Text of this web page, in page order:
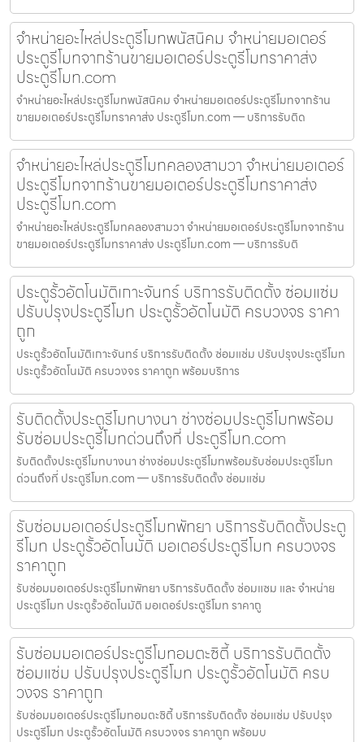
จำหน่ายอะไหล่ประตูรีโมทพนัสนิคม จำหน่ายมอเตอร์
ประตูรีโมทจากร้านขายมอเตอร์ประตูรีโมทราคาส่ง
ประตูรีโมท.com
จำหน่ายอะไหล่ประตูรีโมทพนัสนิคม จำหน่ายมอเตอร์ประตูรีโมทจากร้าน
ขายมอเตอร์ประตูรีโมทราคาส่ง ประตูรีโมท.com — บริการรับติด
จำหน่ายอะไหล่ประตูรีโมทคลองสามวา จำหน่ายมอเตอร์
ประตูรีโมทจากร้านขายมอเตอร์ประตูรีโมทราคาส่ง
ประตูรีโมท.com
จำหน่ายอะไหล่ประตูรีโมทคลองสามวา จำหน่ายมอเตอร์ประตูรีโมทจากร้าน
ขายมอเตอร์ประตูรีโมทราคาส่ง ประตูรีโมท.com — บริการรับติ
ประตูรั้วอัตโนมัติเกาะจันทร์ บริการรับติดตั้ง ซ่อมแซ่ม
ปรับปรุงประตูรีโมท ประตูรั้วอัตโนมัติ ครบวงจร ราคา
ถูก
ประตูรั้วอัตโนมัติเกาะจันทร์ บริการรับติดตั้ง ซ่อมแซ่ม ปรับปรุงประตูรีโมท
ประตูรั้วอัตโนมัติ ครบวงจร ราคาถูก พร้อมบริการ
รับติดตั้งประตูรีโมทบางนา ช่างซ่อมประตูรีโมทพร้อม
รับซ่อมประตูรีโมทด่วนถึงที่ ประตูรีโมท.com
รับติดตั้งประตูรีโมทบางนา ช่างซ่อมประตูรีโมทพร้อมรับซ่อมประตูรีโมท
ด่วนถึงที่ ประตูรีโมท.com — บริการรับติดตั้ง ซ่อมแซ่ม
รับซ่อมมอเตอร์ประตูรีโมทพัทยา บริการรับติดตั้งประตู
รีโมท ประตูรั้วอัตโนมัติ มอเตอร์ประตูรีโมท ครบวงจร
ราคาถูก
รับซ่อมมอเตอร์ประตูรีโมทพัทยา บริการรับติดตั้ง ซ่อมแซม และ จำหน่าย
ประตูรีโมท ประตูรั้วอัตโนมัติ มอเตอร์ประตูรีโมท ราคาถู
รับซ่อมมอเตอร์ประตูรีโมทอมตะซิตี้ บริการรับติดตั้ง
ซ่อมแซ่ม ปรับปรุงประตูรีโมท ประตูรั้วอัตโนมัติ ครบ
วงจร ราคาถูก
รับซ่อมมอเตอร์ประตูรีโมทอมตะซิตี้ บริการรับติดตั้ง ซ่อมแซ่ม ปรับปรุง
ประตูรีโมท ประตูรั้วอัตโนมัติ ครบวงจร ราคาถูก พร้อมบ